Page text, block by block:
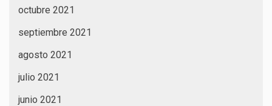
octubre 2021
septiembre 2021
agosto 2021
julio 2021
junio 2021